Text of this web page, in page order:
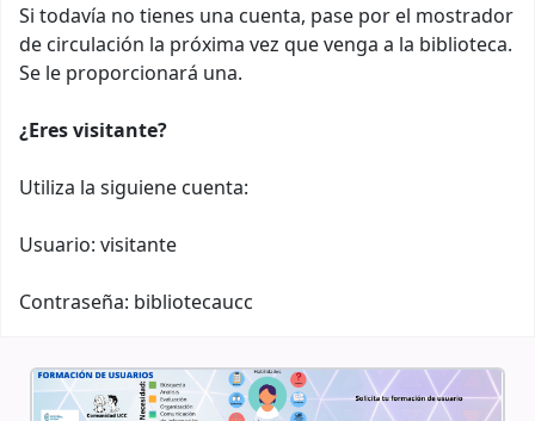
Si todavía no tienes una cuenta, pase por el mostrador
de circulación la próxima vez que venga a la biblioteca.
Se le proporcionará una.
¿Eres visitante?
Utiliza la siguiene cuenta:
Usuario: visitante
Contraseña: bibliotecaucc